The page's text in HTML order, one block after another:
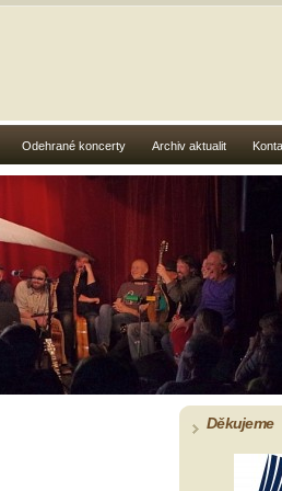
Odehrané koncerty Archiv aktualit
Děkujeme